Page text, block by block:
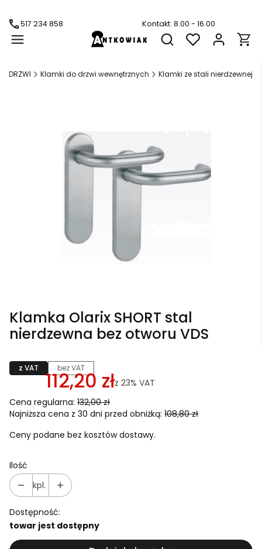
517 234 858 Kontakt: 8.00 - 16.00
Otwórz wyszukiwarkę
DRZWI Klamki do drzwi wewnętrznych Klamki ze stali nierdzewnej
Klamka Olarix SHORT stal
nierdzewna bez otworu VDS
z VAT bez VAT
112,20 złz 23% VAT
Cena regularna: 132,00 zł
Najniższa cena z 30 dni przed obniżką: 108,80 zł
Ceny podane bez kosztów dostawy.
Ilość
kpl.
Dostępność:
towar jest dostępny